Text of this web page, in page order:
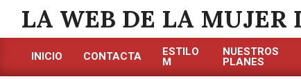
contenido
LA WEB DE LA MUJER
INICIO CONTACTA
ESTILO
M
NUESTROS
PLANES